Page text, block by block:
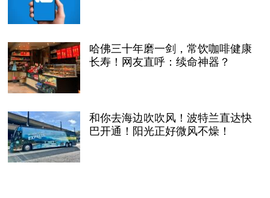
哈佛三十年磨一剑，常饮咖啡健康
长寿！网友直呼：续命神器？
和你去海边吹吹风！波特兰直达快
巴开通！阳光正好微风不燥！